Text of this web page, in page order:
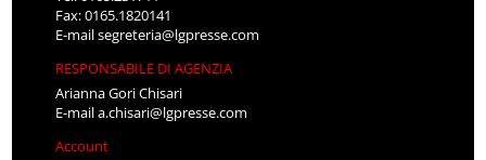
Fax: 0165.1820141
E-mailsegreteria@lgpresse.com
RESPONSABILE DI AGENZIA
Arianna Gori Chisari
E-maila.chisari@lgpresse.com
Account